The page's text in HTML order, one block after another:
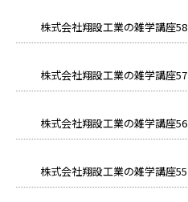
株式会社翔設工業の雑学講座58
株式会社翔設工業の雑学講座57
株式会社翔設工業の雑学講座56
株式会社翔設工業の雑学講座55